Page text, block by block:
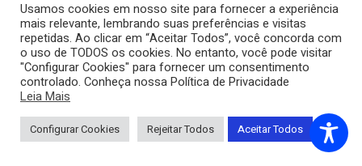
Usamos cookies em nosso site para fornecer a experiência
mais relevante, lembrando suas preferências e visitas
repetidas. Ao clicar em “Aceitar Todos”, você concorda com
o uso de TODOS os cookies. No entanto, você pode visitar
"Configurar Cookies" para fornecer um consentimento
controlado. Conheça nossa Política de Privacidade
Leia Mais
Configurar Cookies Rejeitar Todos Aceitar Todos